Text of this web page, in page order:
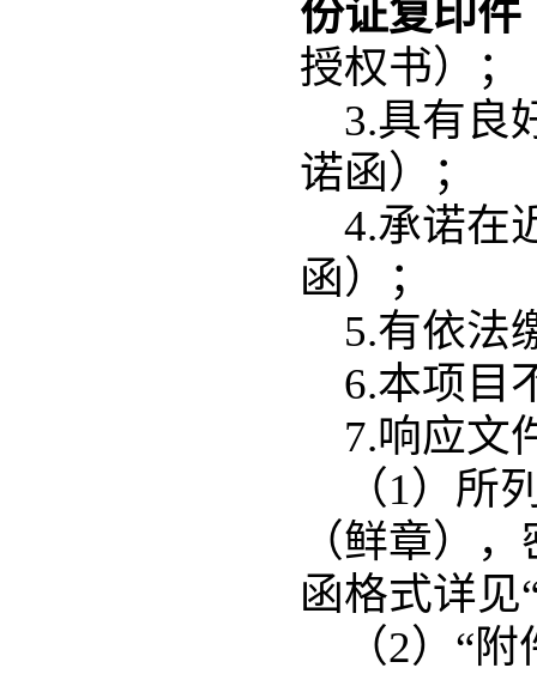
份证复印件
授权书）；
3.具有良
诺函）；
4.承诺在
函）；
5.有依法
6.本项目
7.响应文
（1）所
（鲜章）
函格式详见
（2）“